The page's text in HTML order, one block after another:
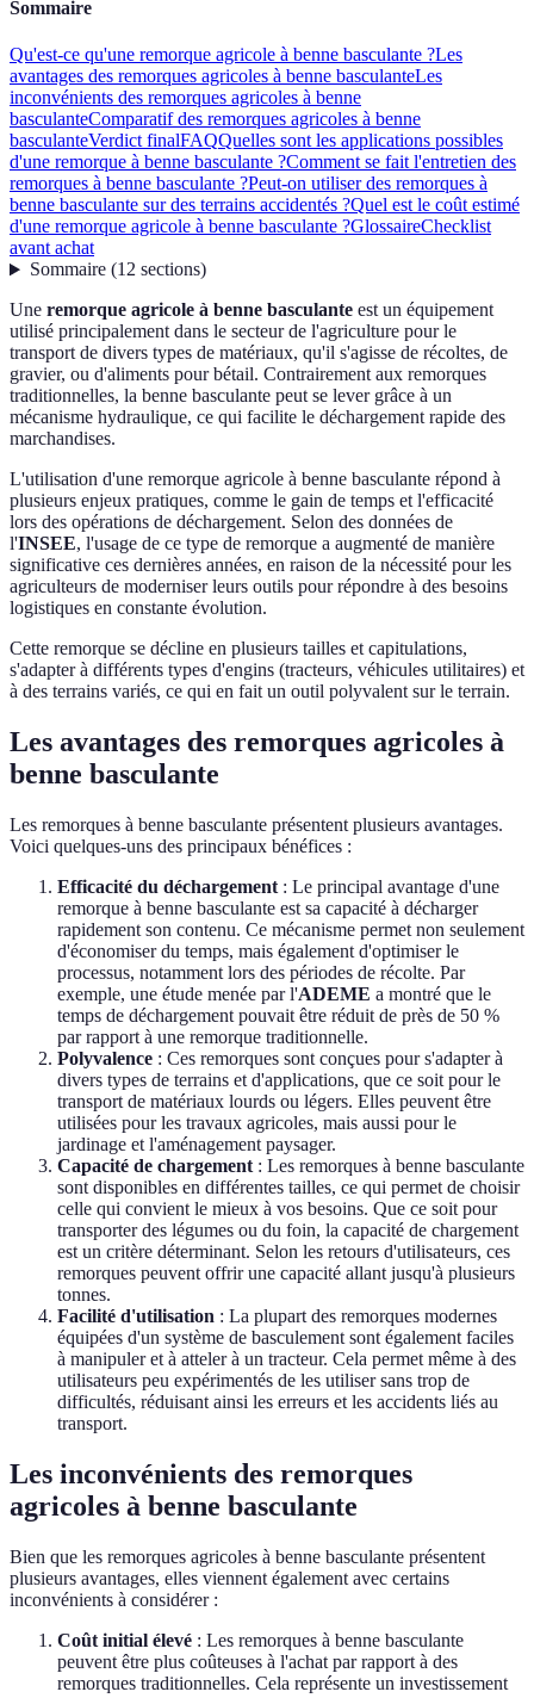
Sommaire
Qu'est-ce qu'une remorque agricole à benne basculante ?Les
avantages des remorques agricoles à benne basculanteLes
inconvénients des remorques agricoles à benne
basculanteComparatif des remorques agricoles à benne
basculanteVerdict finalFAQQuelles sont les applications possibles
d'une remorque à benne basculante ?Comment se fait l'entretien des
remorques à benne basculante ?Peut-on utiliser des remorques à
benne basculante sur des terrains accidentés ?Quel est le coût estimé
d'une remorque agricole à benne basculante ?GlossaireChecklist
avant achat
Sommaire(12 sections)
Une remorque agricole à benne basculante est un équipement
utilisé principalement dans le secteur de l'agriculture pour le
transport de divers types de matériaux, qu'il s'agisse de récoltes, de
gravier, ou d'aliments pour bétail. Contrairement aux remorques
traditionnelles, la benne basculante peut se lever grâce à un
mécanisme hydraulique, ce qui facilite le déchargement rapide des
marchandises.
L'utilisation d'une remorque agricole à benne basculante répond à
plusieurs enjeux pratiques, comme le gain de temps et l'efficacité
lors des opérations de déchargement. Selon des données de
l'INSEE, l'usage de ce type de remorque a augmenté de manière
significative ces dernières années, en raison de la nécessité pour les
agriculteurs de moderniser leurs outils pour répondre à des besoins
logistiques en constante évolution.
Cette remorque se décline en plusieurs tailles et capitulations,
s'adapter à différents types d'engins (tracteurs, véhicules utilitaires) et
à des terrains variés, ce qui en fait un outil polyvalent sur le terrain.
Les avantages des remorques agricoles à
benne basculante
Les remorques à benne basculante présentent plusieurs avantages.
Voici quelques-uns des principaux bénéfices :
Efficacité du déchargement : Le principal avantage d'une
remorque à benne basculante est sa capacité à décharger
rapidement son contenu. Ce mécanisme permet non seulement
d'économiser du temps, mais également d'optimiser le
processus, notamment lors des périodes de récolte. Par
exemple, une étude menée par l'ADEME a montré que le
temps de déchargement pouvait être réduit de près de 50 %
par rapport à une remorque traditionnelle.
Polyvalence : Ces remorques sont conçues pour s'adapter à
divers types de terrains et d'applications, que ce soit pour le
transport de matériaux lourds ou légers. Elles peuvent être
utilisées pour les travaux agricoles, mais aussi pour le
jardinage et l'aménagement paysager.
Capacité de chargement : Les remorques à benne basculante
sont disponibles en différentes tailles, ce qui permet de choisir
celle qui convient le mieux à vos besoins. Que ce soit pour
transporter des légumes ou du foin, la capacité de chargement
est un critère déterminant. Selon les retours d'utilisateurs, ces
remorques peuvent offrir une capacité allant jusqu'à plusieurs
tonnes.
Facilité d'utilisation : La plupart des remorques modernes
équipées d'un système de basculement sont également faciles
à manipuler et à atteler à un tracteur. Cela permet même à des
utilisateurs peu expérimentés de les utiliser sans trop de
difficultés, réduisant ainsi les erreurs et les accidents liés au
transport.
Les inconvénients des remorques
agricoles à benne basculante
Bien que les remorques agricoles à benne basculante présentent
plusieurs avantages, elles viennent également avec certains
inconvénients à considérer :
Coût initial élevé : Les remorques à benne basculante
peuvent être plus coûteuses à l'achat par rapport à des
remorques traditionnelles. Cela représente un investissement